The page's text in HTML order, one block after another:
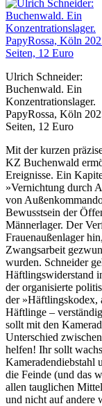
Ulrich Schneider:
Buchenwald. Ein
Konzentrationslager.
PapyRossa, Köln
Seiten, 12 Euro
Mit der kurzen
KZ Buchenwald
Ereignisse. Ein
»Vernichtung durch
von
Bewusstsein der
Männerlager. Der
Frauenaußenlager
Zwangsarbeit
wurden. Schneider
Häftlingswiderstand
der organisierte
der »Häftlingskodex,
Häftlinge –
sollt mit den
Unterschied
helfen! Ihr sollt
Kameradendiebstahl
die Feinde (und das
allen tauglichen
und nicht auf andere